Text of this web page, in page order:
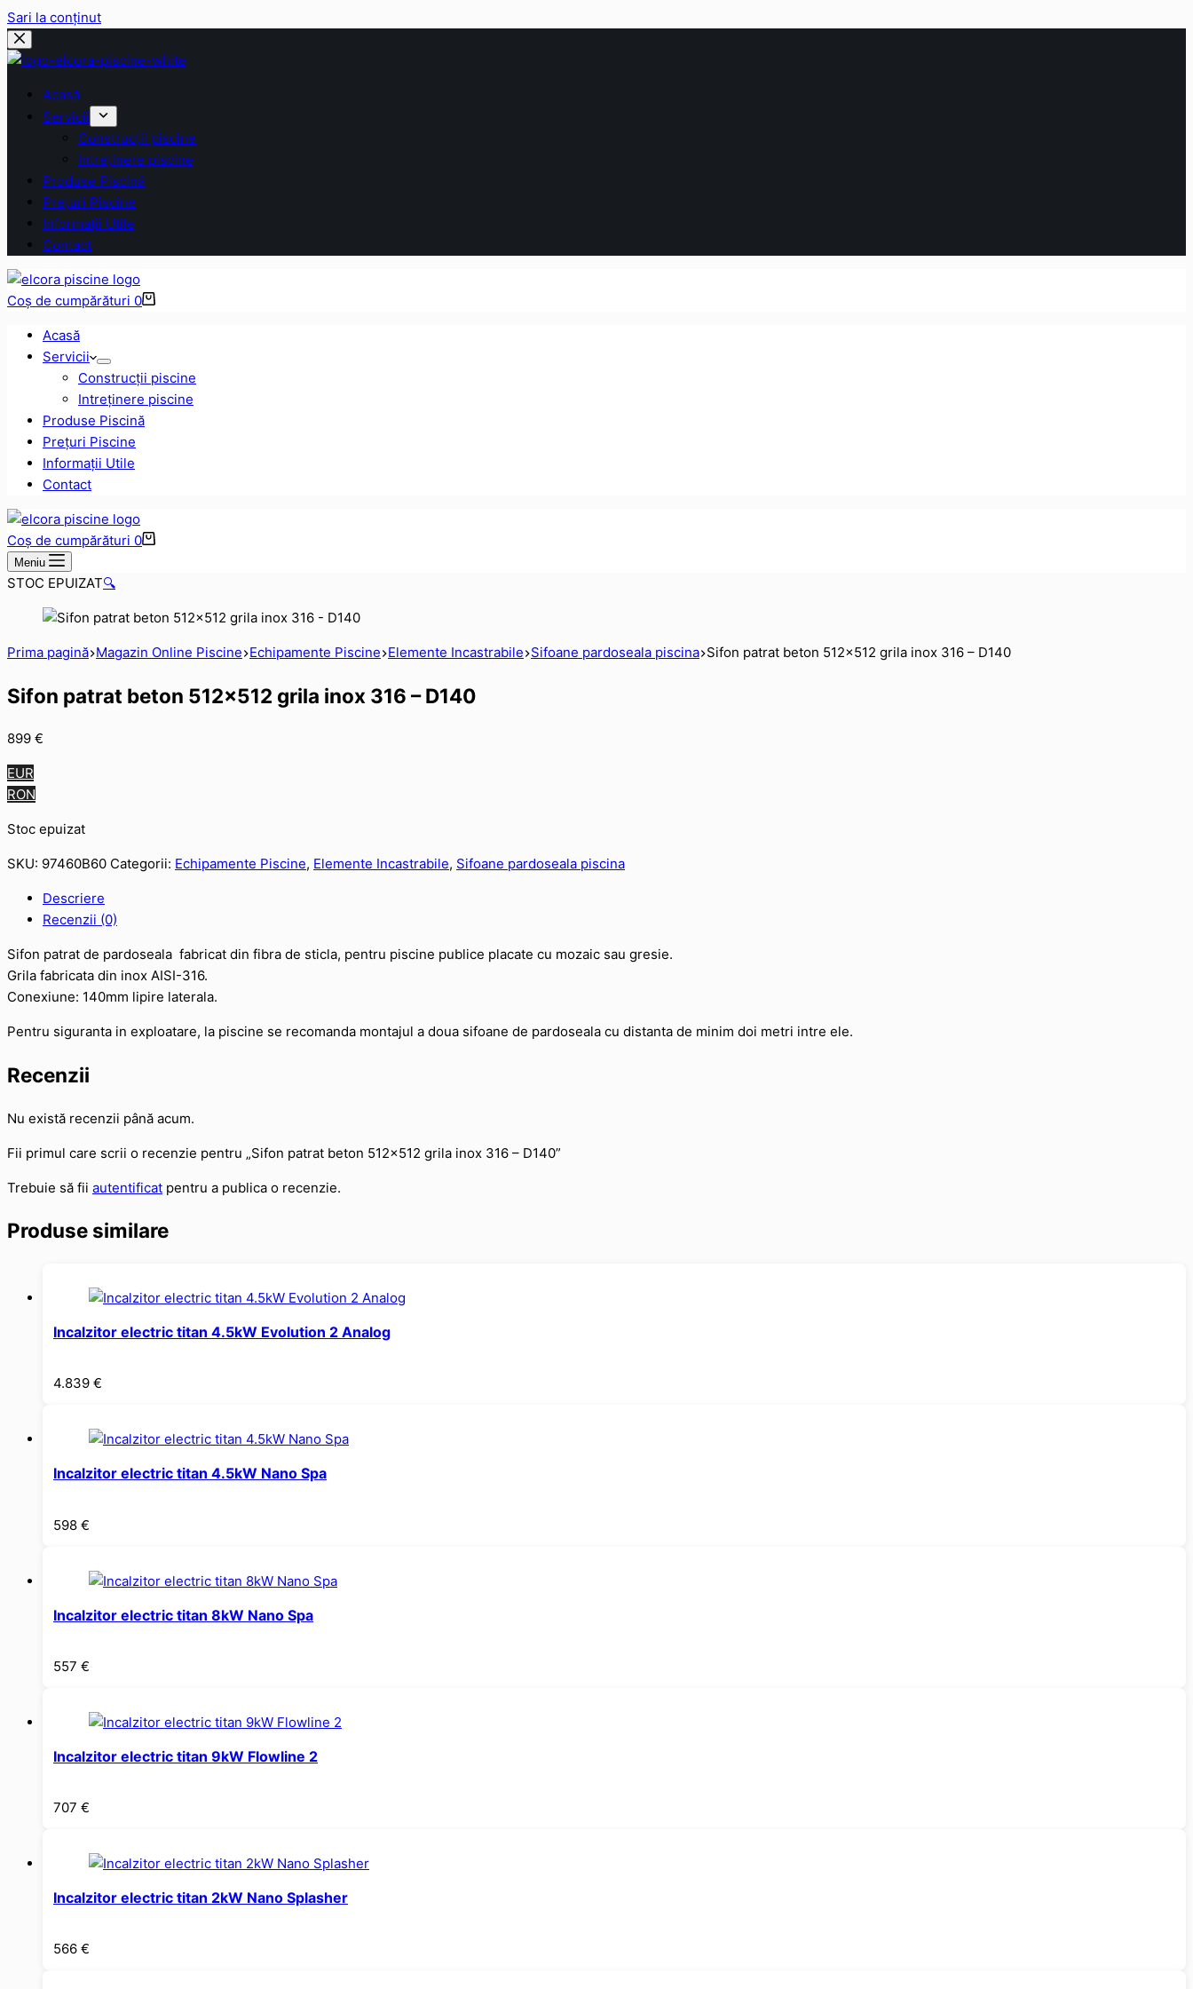
Sari la conținut
Acasă
Servicii
Construcții piscine
Intreținere piscine
Produse Piscină
Prețuri Piscine
Informații Utile
Contact
Coș de cumpărături 0
Acasă
Servicii
Construcții piscine
Intreținere piscine
Produse Piscină
Prețuri Piscine
Informații Utile
Contact
Coș de cumpărături 0
Meniu
STOC EPUIZAT🔍
Prima pagină Magazin Online Piscine Echipamente Piscine Elemente Incastrabile Sifoane pardoseala piscina Sifon patrat beton 512×512 grila inox 316 – D140
Sifon patrat beton 512×512 grila inox 316 – D140
899 €
EUR
RON
Stoc epuizat
SKU: 97460B60 Categorii: Echipamente Piscine, Elemente Incastrabile, Sifoane pardoseala piscina
Descriere
Recenzii (0)
Sifon patrat de pardoseala fabricat din fibra de sticla, pentru piscine publice placate cu mozaic sau gresie.
Grila fabricata din inox AISI-316.
Conexiune: 140mm lipire laterala.
Pentru siguranta in exploatare, la piscine se recomanda montajul a doua sifoane de pardoseala cu distanta de minim doi metri intre ele.
Recenzii
Nu există recenzii până acum.
Fii primul care scrii o recenzie pentru „Sifon patrat beton 512×512 grila inox 316 – D140”
Trebuie să fii autentificat pentru a publica o recenzie.
Produse similare
Incalzitor electric titan 4.5kW Evolution 2 Analog
4.839 €
Incalzitor electric titan 4.5kW Nano Spa
598 €
Incalzitor electric titan 8kW Nano Spa
557 €
Incalzitor electric titan 9kW Flowline 2
707 €
Incalzitor electric titan 2kW Nano Splasher
566 €